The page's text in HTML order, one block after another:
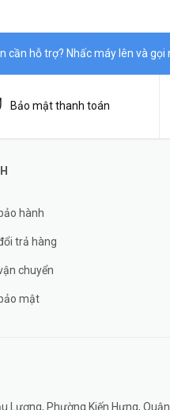
cần hỗ trợ? Nhấc máy lên và
Bảo mật thanh toán
hành
trả hàng
chuyển
mật
Lương, Phường Kiến Hưng,